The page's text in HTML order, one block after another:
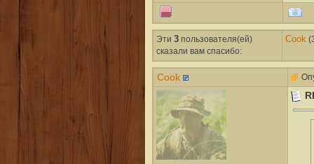
Эти 3пользователя(ей)
сказали вам cпасибо:
Cook
Cook